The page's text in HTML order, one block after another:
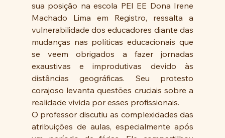
sua posição na escola PEI EE Dona Irene
Machado Lima em Registro, ressalta a
vulnerabilidade dos educadores diante das
mudanças nas políticas educacionais que
se veem obrigados a fazer jornadas
exaustivas e improdutivas devido às
distâncias geográficas. Seu protesto
corajoso levanta questões cruciais sobre a
realidade vivida por esses profissionais.
O professor discutiu as complexidades das
atribuições de aulas, especialmente após